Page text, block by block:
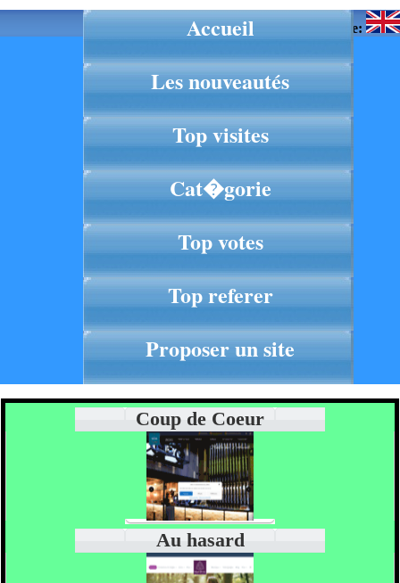
Langue:
Accueil
Les nouveautés
Top visites
Cat�gorie
Top votes
Top referer
Proposer un site
Coup de Coeur
Au hasard